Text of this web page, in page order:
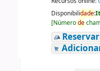
Disponibilidade:
[Númerode
Reservar